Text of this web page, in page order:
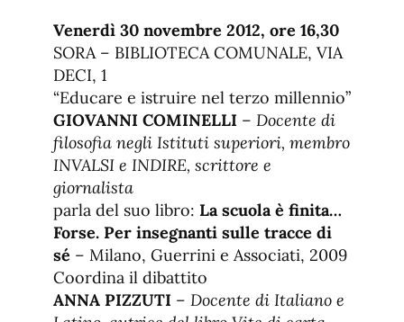
Venerdì 30 novembre 2012, ore 16,30
SORA – BIBLIOTECA COMUNALE, VIA
DECI, 1
“Educare e istruire nel terzo millennio”
GIOVANNI COMINELLI – Docente di
filosofia negli Istituti superiori, membro
INVALSI e INDIRE, scrittore e
giornalista
parla del suo libro: La scuola è finita…
Forse. Per insegnanti sulle tracce di
sé – Milano, Guerrini e Associati, 2009
Coordina il dibattito
ANNA PIZZUTI – Docente di Italiano e